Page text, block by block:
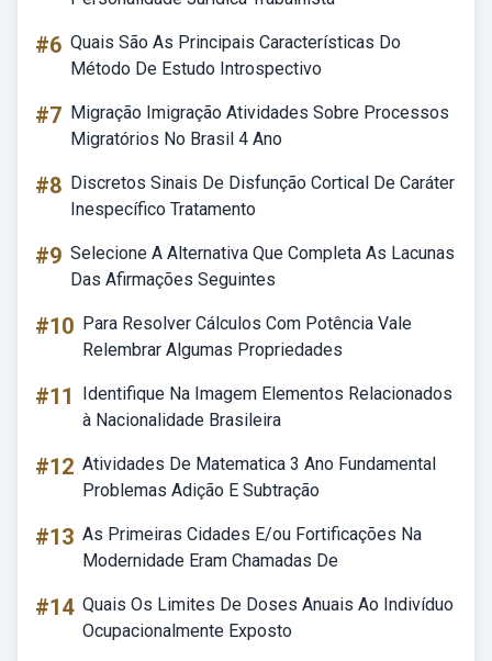
#6 Quais São As Principais Características Do
Método De Estudo Introspectivo
#7 Migração Imigração Atividades Sobre Processos
Migratórios No Brasil 4 Ano
#8 Discretos Sinais De Disfunção Cortical De Caráter
Inespecífico Tratamento
#9 Selecione A Alternativa Que Completa As Lacunas
Das Afirmações Seguintes
#10 Para Resolver Cálculos Com Potência Vale
Relembrar Algumas Propriedades
#11
Identifique Na Imagem Elementos Relacionados
à Nacionalidade Brasileira
#12 Atividades De Matematica 3 Ano Fundamental
Problemas Adição E Subtração
#13 As Primeiras Cidades E/ou Fortificações Na
Modernidade Eram Chamadas De
#14 Quais Os Limites De Doses Anuais Ao Indivíduo
Ocupacionalmente Exposto